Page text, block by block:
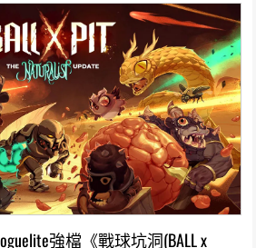
強檔《戰球坑洞(BALL x